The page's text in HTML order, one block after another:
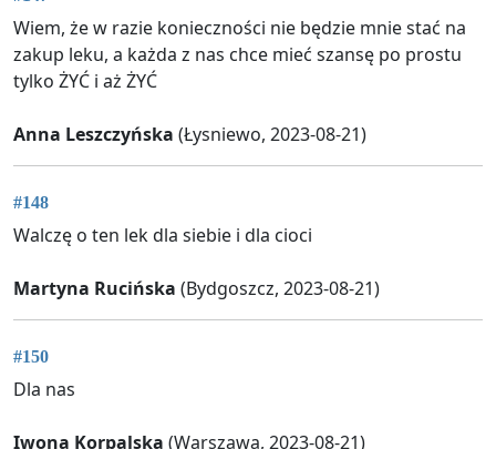
Wiem, że w razie konieczności nie będzie mnie stać na
zakup leku, a każda z nas chce mieć szansę po prostu
tylko ŻYĆ i aż ŻYĆ
Anna Leszczyńska (Łysniewo, 2023-08-21)
#148
Walczę o ten lek dla siebie i dla cioci
Martyna Rucińska (Bydgoszcz, 2023-08-21)
#150
Dla nas
Iwona Korpalska (Warszawa, 2023-08-21)